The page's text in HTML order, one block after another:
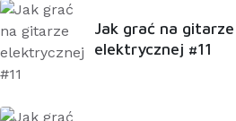
Jak grać na gitarze
elektrycznej #11